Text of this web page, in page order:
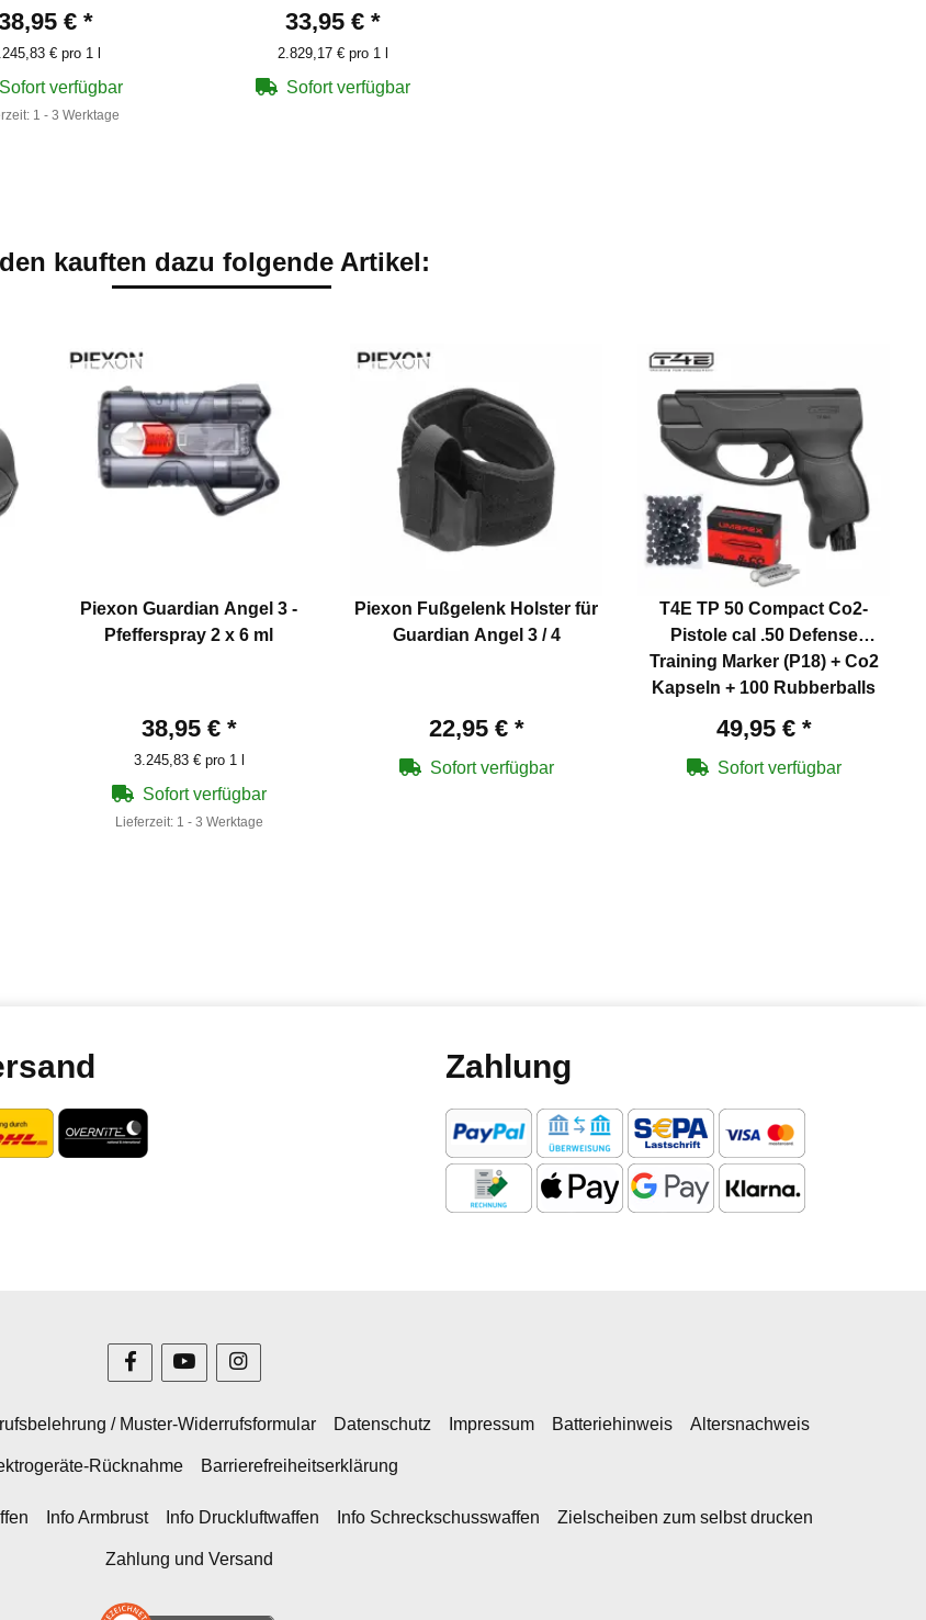
€ *
€ pro 1 l
Sofort verfügbar
1 - 3 Werktage
33,95 € *
2.829,17 € pro 1 l
Sofort verfügbar
kauften dazu folgende Artikel:
Piexon Guardian Angel 3 -
Pfefferspray 2 x 6 ml
38,95 € *
3.245,83 € pro 1 l
Sofort verfügbar
Lieferzeit: 1 - 3 Werktage
Piexon Fußgelenk Holster für
Guardian Angel 3 / 4
22,95 € *
Sofort verfügbar
T4E TP 50 Compact Co2-
Pistole cal .50 Defense
Training Marker (P18) + Co2
Kapseln + 100 Rubberballs
49,95 € *
Sofort verfügbar
Zahlung
/ Muster-Widerrufsformular Datenschutz Impressum Batteriehinweis Altersnachweis
Rücknahme Barrierefreiheitserklärung
Info Armbrust Info Druckluftwaffen Info Schreckschusswaffen Zielscheiben zum selbst drucken
Zahlung und Versand